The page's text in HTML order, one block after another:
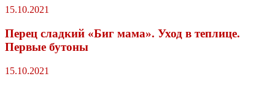
15.10.2021
Перец сладкий «Биг мама». Уход в теплице.
Первые бутоны
15.10.2021